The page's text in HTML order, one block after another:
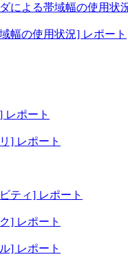
による帯域幅の使用状
幅の使用状況] レポート
レポート
] レポート
ティ] レポート
] レポート
] レポート